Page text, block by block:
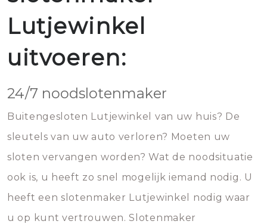
Lutjewinkel
uitvoeren:
24/7 noodslotenmaker
Buitengesloten Lutjewinkel van uw huis? De
sleutels van uw auto verloren? Moeten uw
sloten vervangen worden? Wat de noodsituatie
ook is, u heeft zo snel mogelijk iemand nodig. U
heeft een slotenmaker Lutjewinkel nodig waar
u op kunt vertrouwen. Slotenmaker